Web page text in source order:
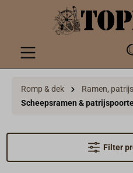
hoofdinhoud
Romp & dek
Ramen,
Scheepsramen &
Filter